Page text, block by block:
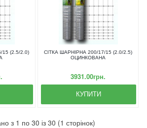
15 (2.5/2.0)
СІТКА ШАРНІРНА 200/17/15 (2.0/2.5)
ОЦИНКОВАНА
3931.00грн.
КУПИТИ
з 1 по 30 із 30 (1 сторінок)